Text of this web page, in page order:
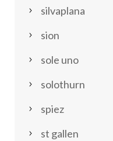
silvaplana
sion
sole uno
solothurn
spiez
st gallen